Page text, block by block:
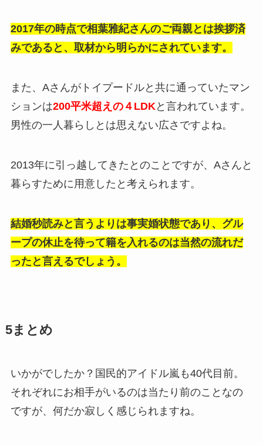
2017年の時点で相葉雅紀さんのご両親とは挨拶済
みであると、取材から明らかにされています。
また、Aさんがトイプードルと共に通っていたマン
ションは200平米超えの４LDKと言われています。
男性の一人暮らしとは思えない広さですよね。
2013年に引っ越してきたとのことですが、Aさんと
暮らすために用意したと考えられます。
結婚秒読みと言うよりは事実婚状態であり、グル
ープの休止を待って籍を入れるのは当然の流れだ
ったと言えるでしょう。
5まとめ
いかがでしたか？国民的アイドル嵐も40代目前。
それぞれにお相手がいるのは当たり前のことなの
ですが、何だか寂しく感じられますね。